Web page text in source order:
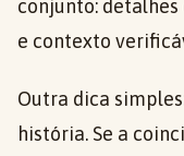
conjunto:
e contexto
Outra dica
história. Se a